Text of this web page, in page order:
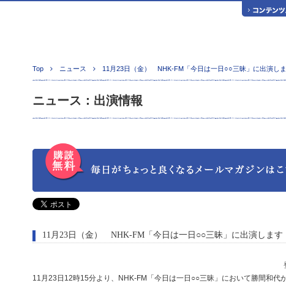
Top ニュース 11月23日（金） NHK-FM「今日は一日○○三昧」に出演し
ニュース：出演情報
11月23日（金） NHK-FM「今日は一日○○三昧」に出演します
11月23日12時15分より、NHK-FM「今日は一日○○三昧」において勝間和代